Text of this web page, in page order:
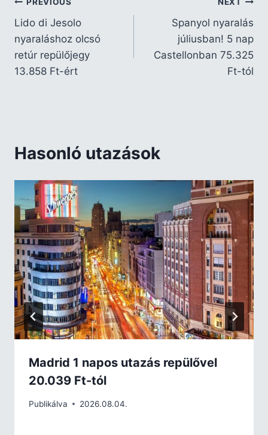
Lido di Jesolo
nyaraláshoz olcsó
retúr repülőjegy
13.858 Ft-ért
Spanyol nyaralás
júliusban! 5 nap
Castellonban 75.325
Ft-tól
Hasonló utazások
Madrid 1 napos utazás repülővel
20.039 Ft-tól
Publikálva 2026.08.04.